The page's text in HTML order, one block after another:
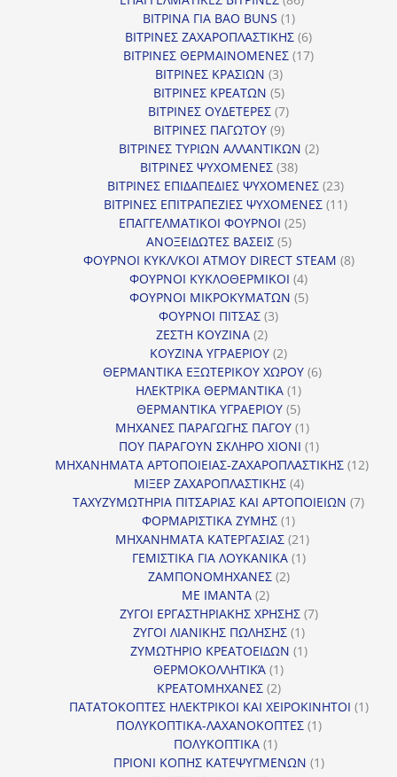
ΒΙΤΡΙΝΑ ΓΙΑ BAO BUNS 11
προϊόν
ΒΙΤΡΙΝΕΣ ΖΑΧΑΡΟΠΛΑΣΤΙΚΗΣ 66
προϊόντα
ΒΙΤΡΙΝΕΣ ΘΕΡΜΑΙΝΟΜΕΝΕΣ 1717
ΒΙΤΡΙΝΕΣ ΚΡΑΣΙΩΝ 33
προϊόντα
ΒΙΤΡΙΝΕΣ ΚΡΕΑΤΩΝ 55
προϊόντα
ΒΙΤΡΙΝΕΣ ΟΥΔΕΤΕΡΕΣ 77
ΒΙΤΡΙΝΕΣ ΠΑΓΩΤΟΥ 99
προϊόντα
ΒΙΤΡΙΝΕΣ ΤΥΡΙΩΝ ΑΛΛΑΝΤΙΚΩΝ 22
ΒΙΤΡΙΝΕΣ ΨΥΧΟΜΕΝΕΣ 3838
προϊόντα
ΒΙΤΡΙΝΕΣ ΕΠΙΔΑΠΕΔΙΕΣ ΨΥΧΟΜΕΝΕΣ 2323
προϊόντα
ΒΙΤΡΙΝΕΣ ΕΠΙΤΡΑΠΕΖΙΕΣ ΨΥΧΟΜΕΝΕΣ 1111
ΕΠΑΓΓΕΛΜΑΤΙΚΟΙ ΦΟΥΡΝΟΙ 2525
ΑΝΟΞΕΙΔΩΤΕΣ ΒΑΣΕΙΣ 55
προϊόντα
ΦΟΥΡΝΟΙ ΚΥΚΛ/ΚΟΙ ΑΤΜΟΥ DIRECT STEAM 88
ΦΟΥΡΝΟΙ ΚΥΚΛΟΘΕΡΜΙΚΟΙ 44
προϊόντα
ΦΟΥΡΝΟΙ ΜΙΚΡΟΚΥΜΑΤΩΝ 55
ΦΟΥΡΝΟΙ ΠΙΤΣΑΣ 33
ΖΕΣΤΗ ΚΟΥΖΙΝΑ 22
προϊόντα
ΚΟΥΖΙΝΑ ΥΓΡΑΕΡΙΟΥ 22
προϊόντα
ΘΕΡΜΑΝΤΙΚΑ ΕΞΩΤΕΡΙΚΟΥ ΧΩΡΟΥ 66
ΗΛΕΚΤΡΙΚΑ ΘΕΡΜΑΝΤΙΚΑ 11
προϊόν
ΘΕΡΜΑΝΤΙΚΑ ΥΓΡΑΕΡΙΟΥ 55
προϊόντα
ΜΗΧΑΝΕΣ ΠΑΡΑΓΩΓΗΣ ΠΑΓΟΥ 11
προϊόν
ΠΟΥ ΠΑΡΑΓΟΥΝ ΣΚΛΗΡΟ ΧΙΟΝΙ 11
προϊόν
ΜΗΧΑΝΗΜΑΤΑ ΑΡΤΟΠΟΙΕΙΑΣ-ΖΑΧΑΡΟΠΛΑΣΤΙΚΗΣ 1212
ΜΙΞΕΡ ΖΑΧΑΡΟΠΛΑΣΤΙΚΗΣ 44
προϊόντα
ΤΑΧΥΖΥΜΩΤΗΡΙΑ ΠΙΤΣΑΡΙΑΣ ΚΑΙ ΑΡΤΟΠΟΙΕΙΩΝ 77
ΦΟΡΜΑΡΙΣΤΙΚΑ ΖΥΜΗΣ 11
προϊόν
ΜΗΧΑΝΗΜΑΤΑ ΚΑΤΕΡΓΑΣΙΑΣ 2121
προϊόντα
ΓΕΜΙΣΤΙΚΑ ΓΙΑ ΛΟΥΚΑΝΙΚΑ 11
ΖΑΜΠΟΝΟΜΗΧΑΝΕΣ 22
ΜΕ ΙΜΑΝΤΑ 22
προϊόντα
ΖΥΓΟΙ ΕΡΓΑΣΤΗΡΙΑΚΗΣ ΧΡΗΣΗΣ 77
ΖΥΓΟΙ ΛΙΑΝΙΚΗΣ ΠΩΛΗΣΗΣ 11
προϊόν
ΖΥΜΩΤΗΡΙΟ ΚΡΕΑΤΟΕΙΔΩΝ 11
ΘΕΡΜΟΚΟΛΛΗΤΙΚΆ 11
προϊόν
ΚΡΕΑΤΟΜΗΧΑΝΕΣ 22
προϊόντα
ΠΑΤΑΤΟΚΟΠΤΕΣ ΗΛΕΚΤΡΙΚΟΙ ΚΑΙ ΧΕΙΡΟΚΙΝΗΤΟΙ 11
ΠΟΛΥΚΟΠΤΙΚΑ-ΛΑΧΑΝΟΚΟΠΤΕΣ 11
ΠΟΛΥΚΟΠΤΙΚΑ 11
προϊόν
ΠΡΙΟΝΙ ΚΟΠΗΣ ΚΑΤΕΨΥΓΜΕΝΩΝ 11